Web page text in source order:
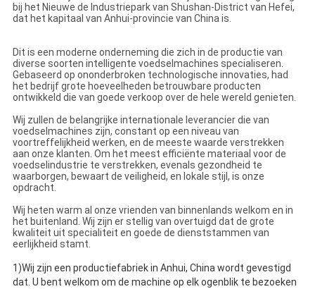
bij het Nieuwe de Industriepark van Shushan-District van Hefei,
dat het kapitaal van Anhui-provincie van China is.
Dit is een moderne onderneming die zich in de productie van
diverse soorten intelligente voedselmachines specialiseren.
Gebaseerd op ononderbroken technologische innovaties, had
het bedrijf grote hoeveelheden betrouwbare producten
ontwikkeld die van goede verkoop over de hele wereld genieten.
Wij zullen de belangrijke internationale leverancier die van
voedselmachines zijn, constant op een niveau van
voortreffelijkheid werken, en de meeste waarde verstrekken
aan onze klanten. Om het meest efficiënte materiaal voor de
voedselindustrie te verstrekken, evenals gezondheid te
waarborgen, bewaart de veiligheid, en lokale stijl, is onze
opdracht.
Wij heten warm al onze vrienden van binnenlands welkom en in
het buitenland. Wij zijn er stellig van overtuigd dat de grote
kwaliteit uit specialiteit en goede de dienststammen van
eerlijkheid stamt.
1)Wij zijn een productiefabriek in Anhui, China wordt gevestigd
dat. U bent welkom om de machine op elk ogenblik te bezoeken